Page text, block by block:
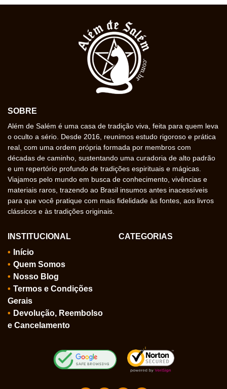
SOBRE
Além de Salém é uma casa de tradição viva, feita para quem leva
o oculto a sério. Desde 2016, reunimos estudo rigoroso e prática
real, com uma ordem própria formada por membros com
décadas de caminho, sustentando uma curadoria de alto padrão
e um repertório profundo de tradições espirituais e mágicas.
Viajamos pelo mundo em busca de conhecimento, vivências e
materiais raros, trazendo ao Brasil insumos antes inacessíveis
para que você pratique com mais fidelidade às fontes, aos livros
clássicos e às tradições originais.
INSTITUCIONAL
Início
Quem Somos
Nosso Blog
Termos e Condições
Gerais
Devolução, Reembolso
e Cancelamento
CATEGORIAS